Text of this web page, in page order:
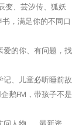
变、芸汐传、狐妖
，满足你的不同口
爱的你、有问题，找
记、儿童必听睡前故
鹅FM，带孩子不是